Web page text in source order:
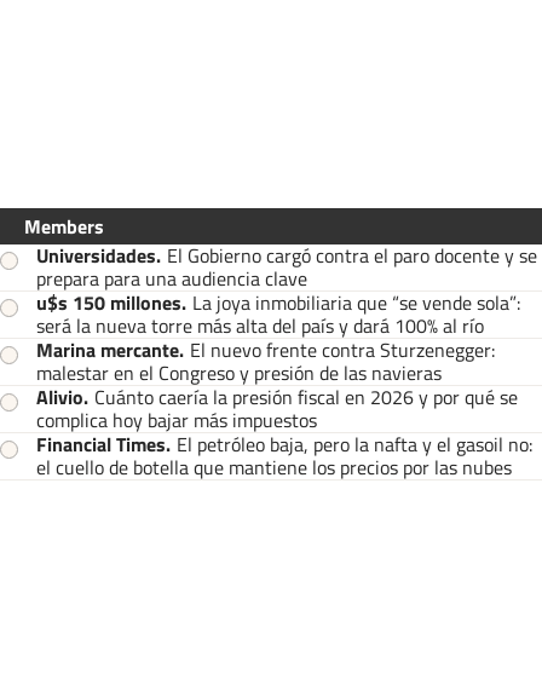
Members
Universidades. El Gobierno cargó contra el paro docente y se
prepara para una audiencia clave
u$s 150 millones. La joya inmobiliaria que “se vende sola”:
será la nueva torre más alta del país y dará 100% al río
Marina mercante. El nuevo frente contra Sturzenegger:
malestar en el Congreso y presión de las navieras
Alivio. Cuánto caería la presión fiscal en 2026 y por qué se
complica hoy bajar más impuestos
Financial Times. El petróleo baja, pero la nafta y el gasoil no:
el cuello de botella que mantiene los precios por las nubes